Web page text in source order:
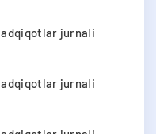
jurnali
jurnali